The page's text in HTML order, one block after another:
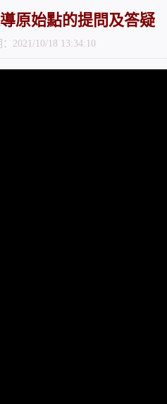
原始點的提問及答疑
2021/10/18 13:34:10